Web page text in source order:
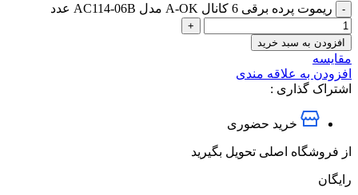
ریموت پرده برقی 6 کانال A-OK مدل AC114-06B عدد
افزودن به سبد خرید
مقایسه
افزودن به علاقه مندی
اشتراک گذاری :
خرید حضوری
از فروشگاه اصلی تحویل بگیرید
رایگان